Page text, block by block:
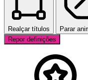
Realçar títulos Parar
Repor definições